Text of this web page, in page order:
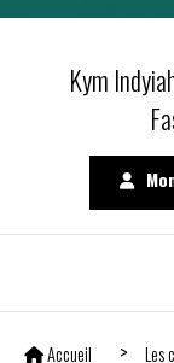
Kym
Accueil Les